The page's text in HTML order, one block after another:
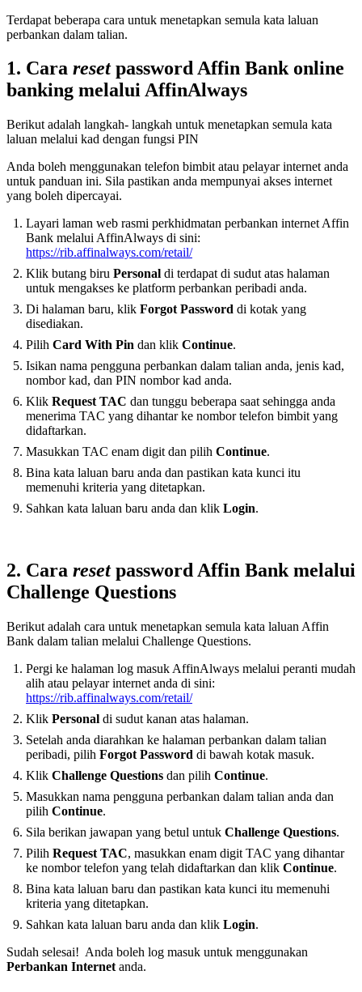
Terdapat beberapa cara untuk menetapkan semula kata laluan
perbankan dalam talian.
1. Cara resetpassword Affin Bank online
banking melalui AffinAlways
Berikut adalah langkah- langkah untuk menetapkan semula kata
laluan melalui kad dengan fungsi PIN
Anda boleh menggunakan telefon bimbit atau pelayar internet anda
untuk panduan ini. Sila pastikan anda mempunyai akses internet
yang boleh dipercayai.
Layari laman web rasmi perkhidmatan perbankan internet Affin
Bank melalui AffinAlways di sini:
https://rib.affinalways.com/retail/
Klik butang biru Personal di terdapat di sudut atas halaman
untuk mengakses ke platform perbankan peribadi anda.
Di halaman baru, klik Forgot Password di kotak yang
disediakan.
Pilih Card With Pin dan klik Continue.
Isikan nama pengguna perbankan dalam talian anda, jenis kad,
nombor kad, dan PIN nombor kad anda.
Klik Request TAC dan tunggu beberapa saat sehingga anda
menerima TAC yang dihantar ke nombor telefon bimbit yang
didaftarkan.
Masukkan TAC enam digit dan pilih Continue.
Bina kata laluan baru anda dan pastikan kata kunci itu
memenuhi kriteria yang ditetapkan.
Sahkan kata laluan baru anda dan klik Login.
2. Cara resetpassword Affin Bank melalui
Challenge Questions
Berikut adalah cara untuk menetapkan semula kata laluan Affin
Bank dalam talian melalui Challenge Questions.
Pergi ke halaman log masuk AffinAlways melalui peranti mudah
alih atau pelayar internet anda di sini:
https://rib.affinalways.com/retail/
Klik Personal di sudut kanan atas halaman.
Setelah anda diarahkan ke halaman perbankan dalam talian
peribadi, pilih Forgot Password di bawah kotak masuk.
Klik Challenge Questions dan pilih Continue.
Masukkan nama pengguna perbankan dalam talian anda dan
pilih Continue.
Sila berikan jawapan yang betul untuk Challenge Questions.
Pilih Request TAC, masukkan enam digit TAC yang dihantar
ke nombor telefon yang telah didaftarkan dan klik Continue.
Bina kata laluan baru dan pastikan kata kunci itu memenuhi
kriteria yang ditetapkan.
Sahkan kata laluan baru anda dan klik Login.
Sudah selesai! Anda boleh log masuk untuk menggunakan
Perbankan Internet anda.